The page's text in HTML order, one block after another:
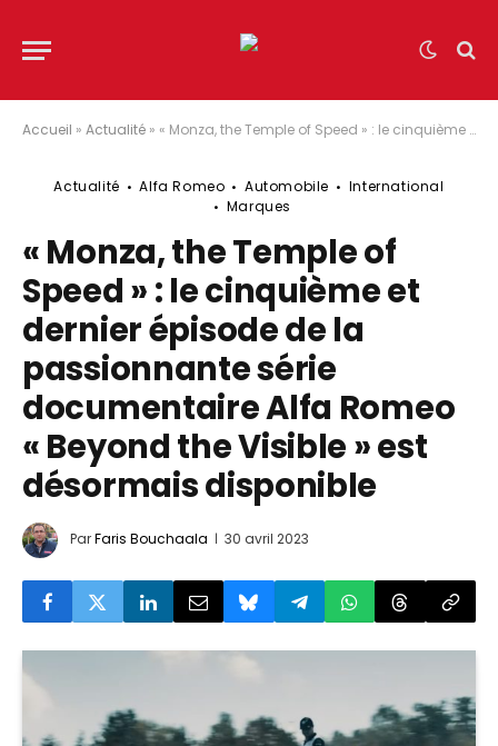
Accueil » Actualité » « Monza, the Temple of Speed » : le cinquième et dernier épisode de la passionnante série documentaire Alfa Romeo « Beyond the Visible » est désormais disponible
Actualité Alfa Romeo Automobile
International
Marques
« Monza, the Temple of
Speed » : le cinquième et
dernier épisode de la
passionnante série
documentaire Alfa Romeo
« Beyond the Visible » est
désormais disponible
ParFaris Bouchaala 30 avril 2023